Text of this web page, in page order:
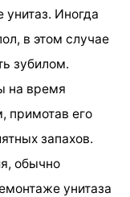
унитаз. Иногда
в этом случае
зубилом.
на время
примотав его
запахов.
обычно
унитаза